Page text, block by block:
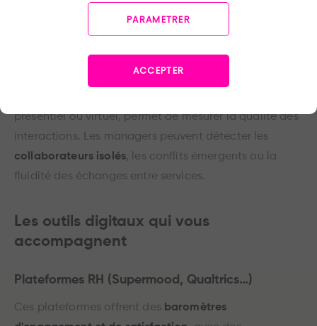
la motivation et le sentiment d'appartenance.
Observation des interactions
présentiel ou virtuel, permet de mesurer la qualité des
interactions. Les managers peuvent détecter les
collaborateurs isolés, les conflits émergents ou la
fluidité des échanges entre services.
Les outils digitaux qui vous
accompagnent
Plateformes RH (Supermood, Qualtrics…)
Ces plateformes offrent des baromètres
PARAMETRER
ACCEPTER